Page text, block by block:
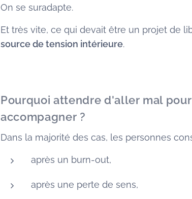
On se suradapte.
Et très vite, ce qui devait être un projet de
source de tension intérieure.
Pourquoi attendre d'aller mal
accompagner ?
Dans la majorité des cas, les personnes
après un burn-out,
après une perte de sens,